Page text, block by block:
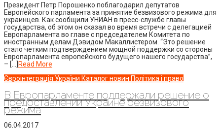
Президент Петр Порошенко поблагодарил депутатов
Европейского парламента за принятие безвизового режима для
украинцев. Как сообщили УНИАН в пресс-службе главы
государства, об этом он сказал во время встречи с делегацией
Европарламента во главе с председателем Комитета по
иностранным делам Дэвидом Макаллистером. “Это решение
стало четким подтверждением мощной поддержки со стороны
Европарламента европейского будущего нашего государства”,
– […] Read More
Євроінтеграція України Каталог новин Політика і право
В Европарламенте поддержали решение о
предоставлении Украине безвизового
режима
06.04.2017